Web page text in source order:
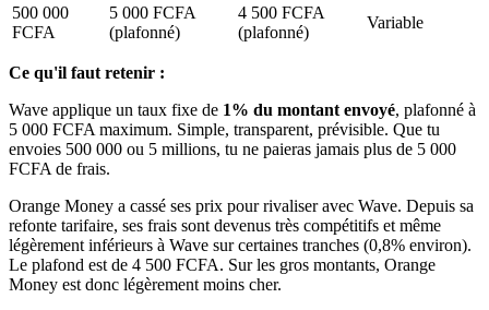
500 000
FCFA
5 000 FCFA
(plafonné)
4 500 FCFA
(plafonné)
Variable
Ce qu'il faut retenir :
Wave applique un taux fixe de 1% du montant envoyé, plafonné à
5 000 FCFA maximum. Simple, transparent, prévisible. Que tu
envoies 500 000 ou 5 millions, tu ne paieras jamais plus de 5 000
FCFA de frais.
Orange Money a cassé ses prix pour rivaliser avec Wave. Depuis sa
refonte tarifaire, ses frais sont devenus très compétitifs et même
légèrement inférieurs à Wave sur certaines tranches (0,8% environ).
Le plafond est de 4 500 FCFA. Sur les gros montants, Orange
Money est donc légèrement moins cher.